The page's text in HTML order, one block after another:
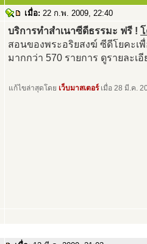
เมื่อ: 22 ก.พ. 2009, 22:40
บริการทำสำเนาซีดีธรรมะ ฟรี !
สอนของพระอริยสงฆ์ ซีดีโยคะเ
มากกว่า 570 รายการ ดูรายละเ
แก้ไขล่าสุดโดย เว็บมาสเตอร์เมื่อ 28 มี.ค.